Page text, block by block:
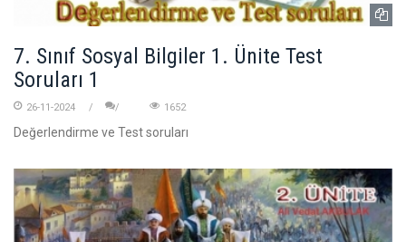
7. Sınıf Sosyal Bilgiler 1. Ünite Test
Soruları 1
26-11-2024 1652
Değerlendirme ve Test soruları